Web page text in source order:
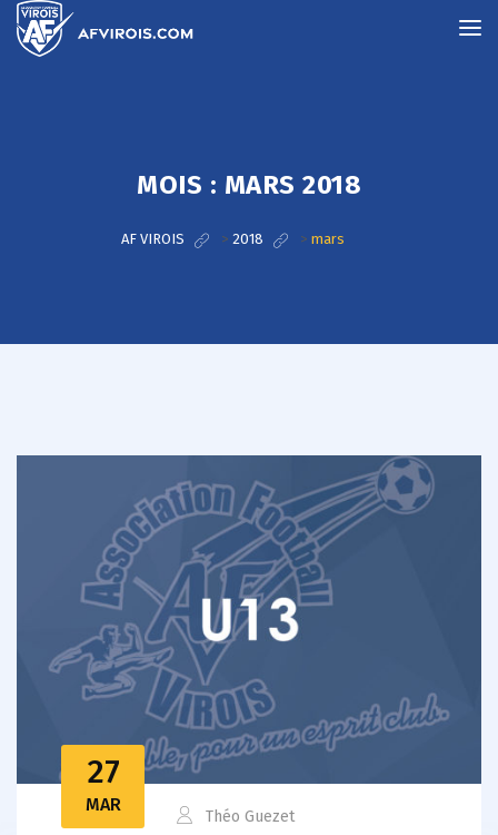
MOIS : MARS 2018
AF VIROIS > 2018 > mars
27
MAR
Théo Guezet